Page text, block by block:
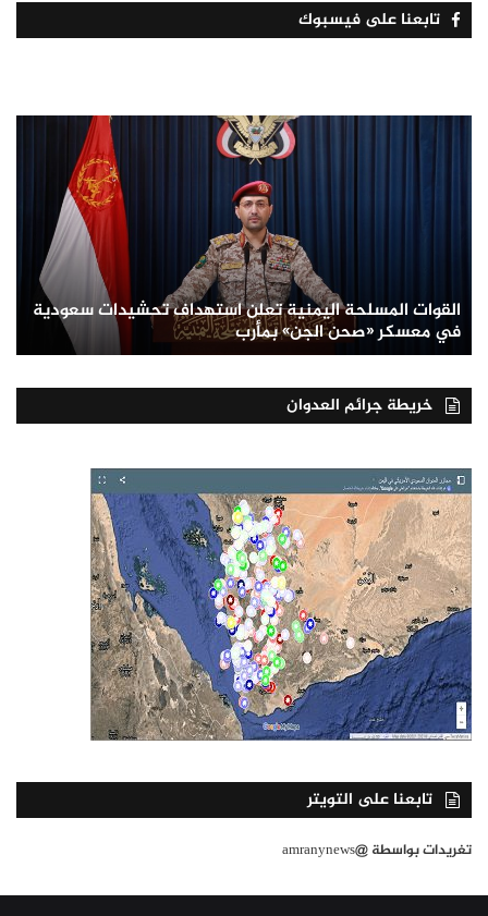
تابعنا على فيسبوك
القوات المسلحة اليمنية تعلن استهداف تحشيدات سعودية
في معسكر «صحن الجن» بمأرب
خريطة جرائم العدوان
تابعنا على التويتر
تغريدات بواسطة @amranynews